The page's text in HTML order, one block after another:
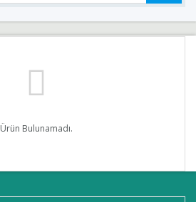
Ürün Bulunamadı.